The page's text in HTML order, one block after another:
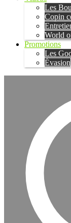
Les
Copin
World
Promotions
Les
Évasion